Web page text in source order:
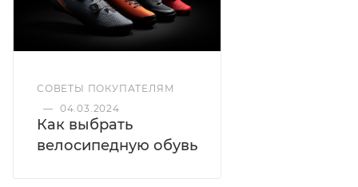
СОВЕТЫ ПОКУПАТЕЛЯМ
— 04.03.2024
Как выбрать
велосипедную обувь